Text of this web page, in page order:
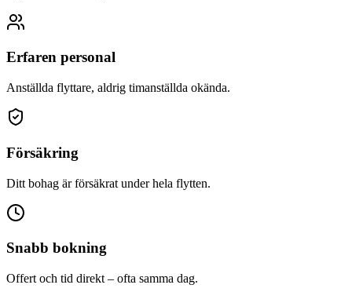
Erfaren personal
Anställda flyttare, aldrig timanställda okända.
Försäkring
Ditt bohag är försäkrat under hela flytten.
Snabb bokning
Offert och tid direkt – ofta samma dag.